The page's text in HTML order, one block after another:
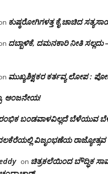
ಕುಷ್ಠರೋಗಿಗಳತ್ತ ಕೈ ಚಾಚಿದ
ದಬ್ಬಾಳಿಕೆ, ದಮನಕಾರಿ ನೀತಿ
ಮುಖ್ಯಶಿಕ್ಷಕರ ಕರ್ತವ್ಯ ಲೋಪ :
ಆಂಜನೇಯ!
ಬಂಡವಾಳವಿಲ್ಲದೆ ಬೆಳೆಯುವ
ವಿಜೃಂಭಣೆಯ ರಾಜ್ಯೋತ್ಸವ
on ಚಿತ್ರಕಲೆಯಿಂದ ಬೌದ್ಧಿಕ